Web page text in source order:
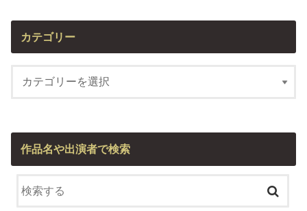
カテゴリー
作品名や出演者で検索